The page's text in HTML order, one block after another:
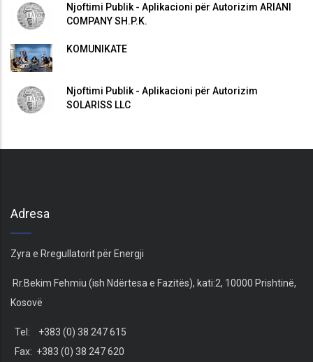
Njoftimi Publik - Aplikacioni për Autorizim ARIANI
COMPANY SH.P.K.
KOMUNIKATË
Njoftimi Publik - Aplikacioni për Autorizim
SOLARISS LLC
Adresa
Zyra e Rregullatorit për Energji
Rr.Bekim Fehmiu (ish Ndërtesa e Fazitës), kati:2, 10000 Prishtinë,
Kosovë
Tel: +383 (0) 38 247 615
Fax: +383 (0) 38 247 620